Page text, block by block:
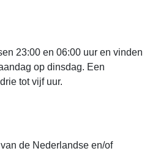
23:00 en 06:00 uur en vinden
op dinsdag. Een
tot vijf uur.
de Nederlandse en/of